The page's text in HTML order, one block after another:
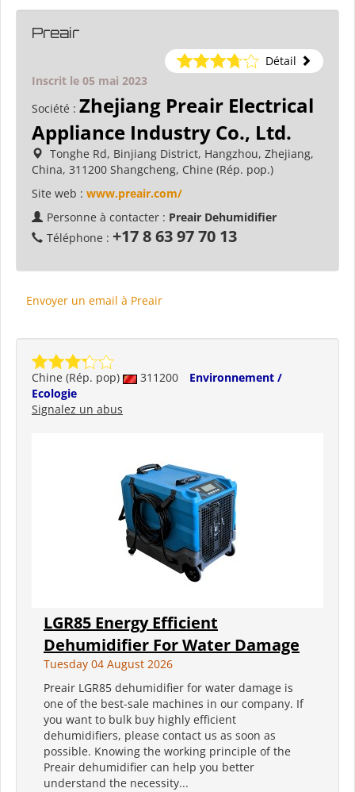
Preair
Détail
Inscrit le 05 mai 2023
Société : Zhejiang Preair Electrical
Appliance Industry Co., Ltd.
Tonghe Rd, Binjiang District, Hangzhou, Zhejiang,
China, 311200 Shangcheng, Chine (Rép. pop.)
Site web : www.preair.com/
Personne à contacter : Preair Dehumidifier
Téléphone : +17 8 63 97 70 13
Envoyer un email à Preair
Chine (Rép. pop) 311200
Environnement /
Ecologie
Signalez un abus
LGR85 Energy Efficient
Dehumidifier For Water Damage
Tuesday 04 August 2026
Preair LGR85 dehumidifier for water damage is
one of the best-sale machines in our company. If
you want to bulk buy highly efficient
dehumidifiers, please contact us as soon as
possible. Knowing the working principle of the
Preair dehumidifier can help you better
understand the necessity...